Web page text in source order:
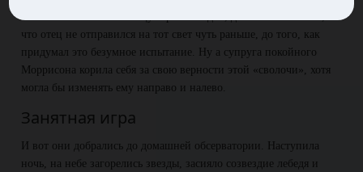
что отец не отправился на тот свет чуть раньше, до того, как
придумал это безумное испытание. Ну а супруга покойного
Моррисона корила себя за свою верности этой «сволочи», хотя
могла бы изменять ему направо и налево.
Занятная игра
И вот они добрались до домашней обсерватории. Наступила
ночь, на небе загорелись звезды, засияло созвездие лебедя и